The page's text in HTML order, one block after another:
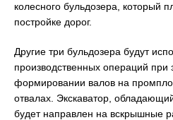
колесного бульдозера, который
постройке дорог.
Другие три бульдозера будут
производственных операций при
формировании валов на
отвалах. Экскаватор,
будет направлен на вскрышные